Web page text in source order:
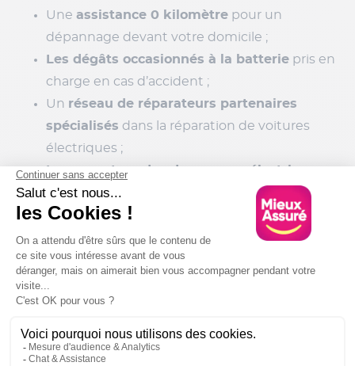
Une assistance 0 kilomètre pour un
dépannage devant votre domicile ;
Les dégâts occasionnés à la batterie pris en
charge en cas d’accident ;
Un réseau de réparateurs partenaires
spécialisés dans la réparation de voitures
électriques ;
La couverture des dommages électriques
liés éventuellement à la recharge du véhicule ;
La prise en charge des dégâts
provoqués
par un incendie ou un vol
Une offre avec un tarif réduit de 4000 et 8000
kilomètres a été pensée spécifiquement pour les
Mon devis assurance gratuit et sans